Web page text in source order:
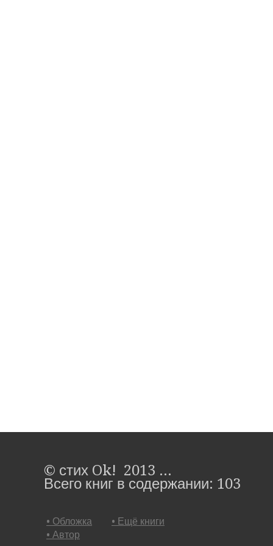
© стих Ok! 2013 ...
Всего книг в содержании: 103
• Обложка
• Автор
• Ещё книги